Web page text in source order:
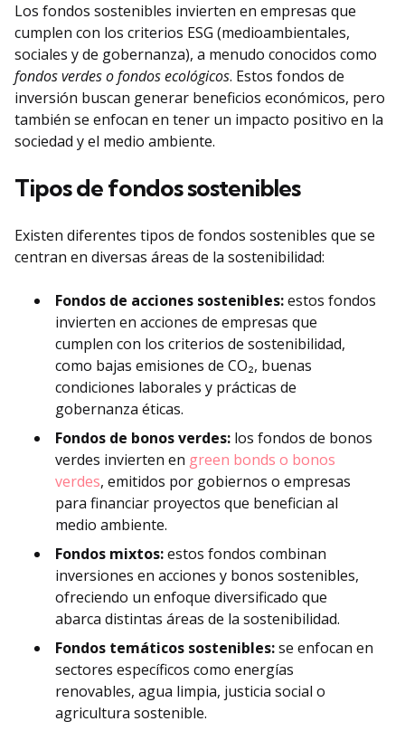
Los fondos sostenibles invierten en empresas que
cumplen con los criterios ESG (medioambientales,
sociales y de gobernanza), a menudo conocidos como
fondos verdes o fondos ecológicos. Estos fondos de
inversión buscan generar beneficios económicos, pero
también se enfocan en tener un impacto positivo en la
sociedad y el medio ambiente.
Tipos de fondos sostenibles
Existen diferentes tipos de fondos sostenibles que se
centran en diversas áreas de la sostenibilidad:
Fondos de acciones sostenibles:estos fondos
invierten en acciones de empresas que
cumplen con los criterios de sostenibilidad,
como bajas emisiones de CO₂, buenas
condiciones laborales y prácticas de
gobernanza éticas.
Fondos de bonos verdes: los fondos de bonos
verdes invierten en green bonds o bonos
verdes, emitidos por gobiernos o empresas
para financiar proyectos que benefician al
medio ambiente.
Fondos mixtos:estos fondos combinan
inversiones en acciones y bonos sostenibles,
ofreciendo un enfoque diversificado que
abarca distintas áreas de la sostenibilidad.
Fondos temáticos sostenibles:se enfocan en
sectores específicos como energías
renovables, agua limpia, justicia social o
agricultura sostenible.